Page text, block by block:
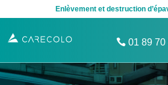
Enlèvement et destruction
01 89 70